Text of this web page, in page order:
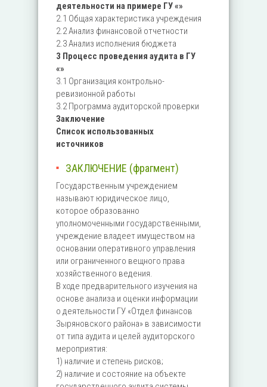
деятельности на примере ГУ «»
2.1 Общая характеристика учреждения
2.2 Анализ финансовой отчетности
2.3 Анализ исполнения бюджета
3 Процесс проведения аудита в ГУ
«»
3.1 Организация контрольно-
ревизионной работы
3.2 Программа аудиторской проверки
Заключение
Список использованных
источников
ЗАКЛЮЧЕНИЕ (фрагмент)
Государственным учреждением
называют юридическое лицо,
которое образованно
уполномоченными государственными,
учреждение владеет имуществом на
основании оперативного управления
или ограниченного вещного права
хозяйственного ведения.
В ходе предварительного изучения на
основе анализа и оценки информации
о деятельности ГУ «Отдел финансов
Зыряновского района» в зависимости
от типа аудита и целей аудиторского
мероприятия:
1) наличие и степень рисков;
2) наличие и состояние на объекте